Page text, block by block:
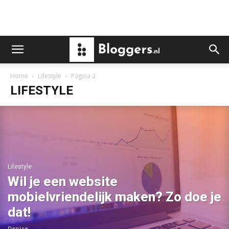
Home Lifestyle Pagina 2
LIFESTYLE
Lifestyle
Wil je een website
mobielvriendelijk maken? Zo doe je
dat!